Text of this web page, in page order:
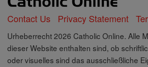
Contact Us Privacy Statement
Urheberrecht 2026 Catholic Online. Alle
dieser Website enthalten sind, ob
oder visuelles sind das ausschließliche